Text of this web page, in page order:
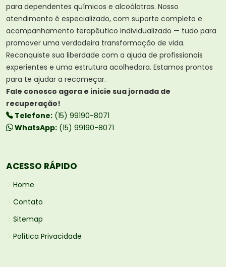
para dependentes químicos e alcoólatras. Nosso
atendimento é especializado, com suporte completo e
acompanhamento terapêutico individualizado — tudo para
promover uma verdadeira transformação de vida.
Reconquiste sua liberdade com a ajuda de profissionais
experientes e uma estrutura acolhedora. Estamos prontos
para te ajudar a recomeçar.
Fale conosco agora e inicie sua jornada de
recuperação!
Telefone: (15) 99190-8071
WhatsApp: (15) 99190-8071
ACESSO RÁPIDO
Home
Contato
Sitemap
Política Privacidade